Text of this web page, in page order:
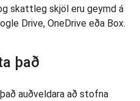
skattleg skjöl eru geymd á
Drive, OneDrive eða Box.
það
auðveldara að stofna